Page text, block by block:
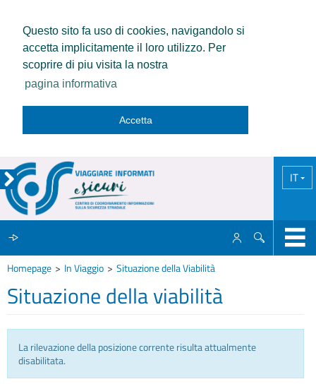
Questo sito fa uso di cookies, navigandolo si
accetta implicitamente il loro utilizzo. Per
scoprire di piu visita la nostra
pagina informativa
Accetta
IT
IL CCISS
INFO E MEDIA
Homepage In Viaggio Situazione della Viabilità
Situazione della viabilità
La rilevazione della posizione corrente risulta attualmente
disabilitata.